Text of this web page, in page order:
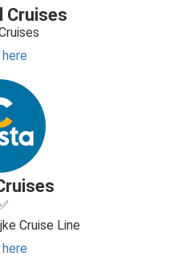
Cruises
Cruise Line